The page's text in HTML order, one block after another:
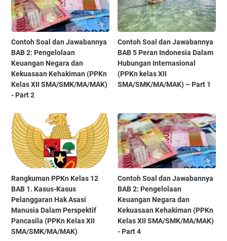
Contoh Soal dan Jawabannya
BAB 2: Pengelolaan
Keuangan Negara dan
Kekuasaan Kehakiman (PPKn
Kelas XII SMA/SMK/MA/MAK)
- Part 2
Contoh Soal dan Jawabannya
BAB 5 Peran Indonesia Dalam
Hubungan Internasional
(PPKn kelas XII
SMA/SMK/MA/MAK) ~ Part 1
Rangkuman PPKn Kelas 12
BAB 1. Kasus-Kasus
Pelanggaran Hak Asasi
Manusia Dalam Perspektif
Pancasila (PPKn Kelas XII
SMA/SMK/MA/MAK)
Contoh Soal dan Jawabannya
BAB 2: Pengelolaan
Keuangan Negara dan
Kekuasaan Kehakiman (PPKn
Kelas XII SMA/SMK/MA/MAK)
- Part 4